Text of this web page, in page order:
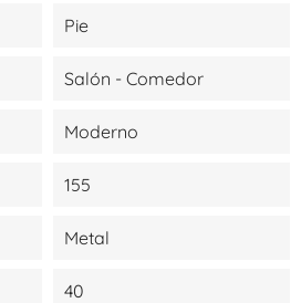
Pie
Salón - Comedor
Moderno
155
Metal
40